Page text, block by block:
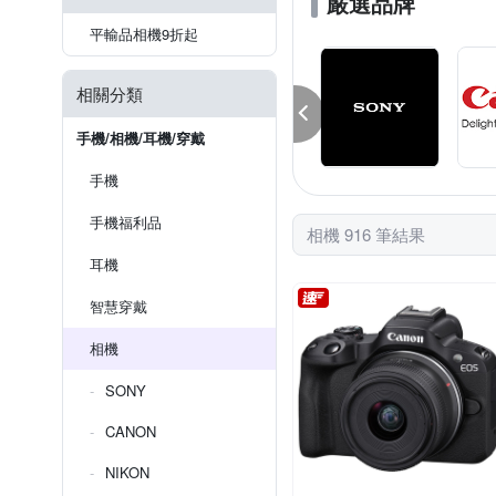
平輸品相機9折起
相關分類
手機/相機/耳機/穿戴
手機
手機福利品
耳機
智慧穿戴
相機
SONY
CANON
NIKON
相機 916 筆結果